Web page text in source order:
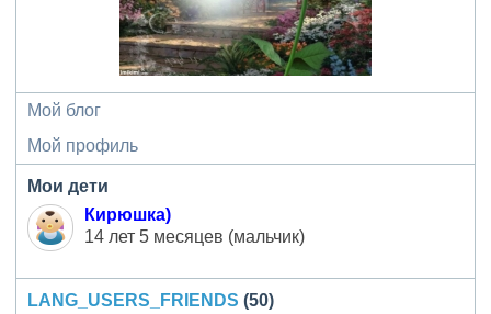
Мой блог
Мой профиль
Мои дети
Кирюшка)
14 лет 5 месяцев (мальчик)
LANG_USERS_FRIENDS (50)